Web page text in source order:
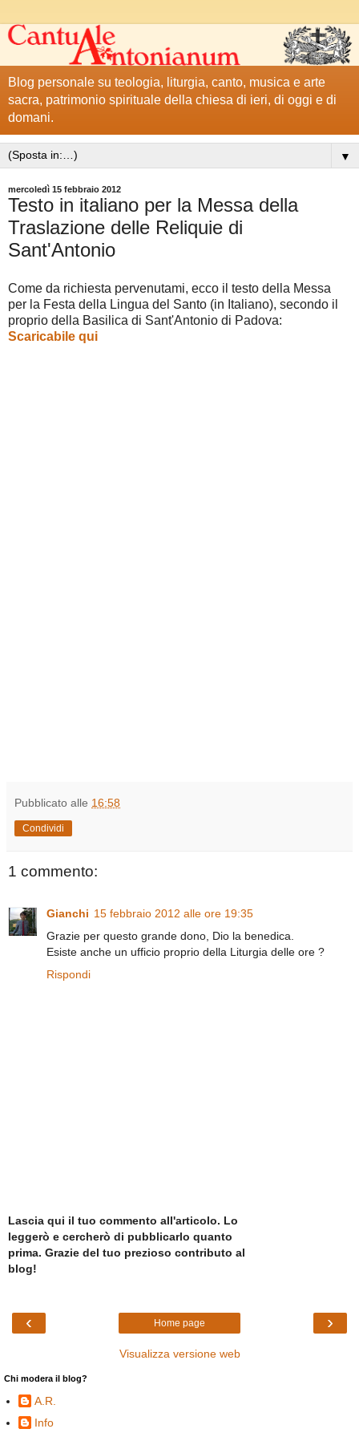
Blog personale su teologia, liturgia, canto, musica e arte
sacra, patrimonio spirituale della chiesa di ieri, di oggi e di
domani.
▼
mercoledì 15 febbraio 2012
Testo in italiano per la Messa della
Traslazione delle Reliquie di
Sant'Antonio
Come da richiesta pervenutami, ecco il testo della Messa
per la Festa della Lingua del Santo (in Italiano), secondo il
proprio della Basilica di Sant'Antonio di Padova:
Scaricabile qui
Pubblicato alle 16:58
Condividi
1 commento:
Gianchi 15 febbraio 2012 alle ore 19:35
Grazie per questo grande dono, Dio la benedica.
Esiste anche un ufficio proprio della Liturgia delle ore ?
Rispondi
Lascia qui il tuo commento all'articolo. Lo
leggerò e cercherò di pubblicarlo quanto
prima. Grazie del tuo prezioso contributo al
blog!
‹ ›
Home page
Visualizza versione web
Chi modera il blog?
A.R.
Info